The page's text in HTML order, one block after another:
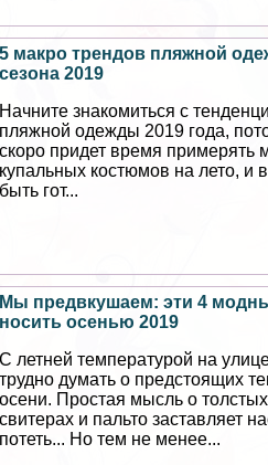
5 макро трендов пляжной
сезона 2019
Начните знакомиться с
пляжной одежды 2019 года,
скоро придет время примерять
купальных костюмов на лето, и
быть гот...
Мы предвкушаем: эти 4
носить осенью 2019
С летней температурой на
трудно думать о предстоящих
осени. Простая мысль о
свитерах и пальто заставляет
потеть... Но тем не менее...